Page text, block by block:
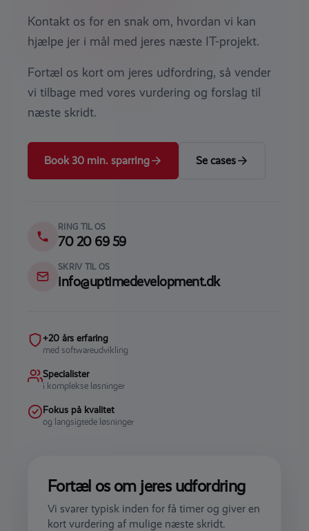
Kontakt os for en snak om, hvordan vi kan
hjælpe jer i mål med jeres næste IT-projekt.
Fortæl os kort om jeres udfordring, så vender
vi tilbage med vores vurdering og forslag til
næste skridt.
Book 30 min. sparring Se cases
RING TIL OS
70 20 69 59
SKRIV TIL OS
info@uptimedevelopment.dk
+20 års erfaring
med softwareudvikling
Specialister
i komplekse løsninger
Fokus på kvalitet
og langsigtede løsninger
Fortæl os om jeres udfordring
Vi svarer typisk inden for få timer og giver en
kort vurdering af mulige næste skridt.